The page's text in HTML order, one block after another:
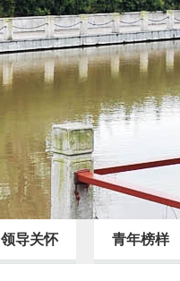
领导关怀 青年榜样